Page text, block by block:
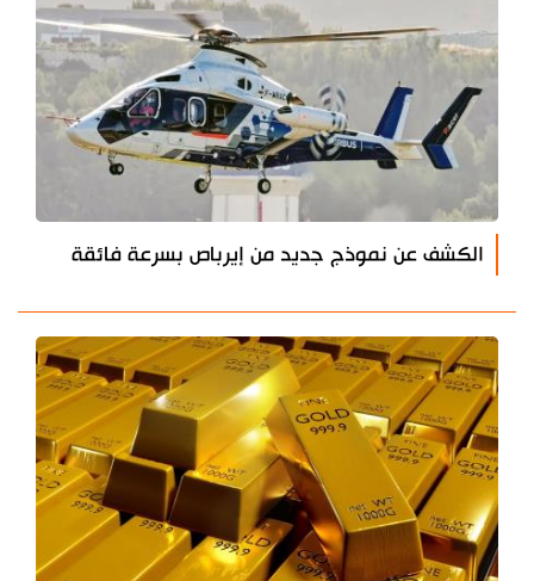
الكشف عن نموذج جديد من إيرباص بسرعة فائقة